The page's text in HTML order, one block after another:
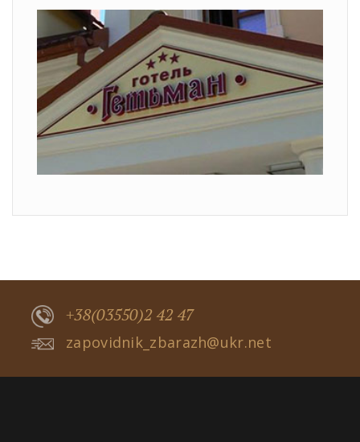
+38(03550)2 42 47
zapovidnik_zbarazh@ukr.net